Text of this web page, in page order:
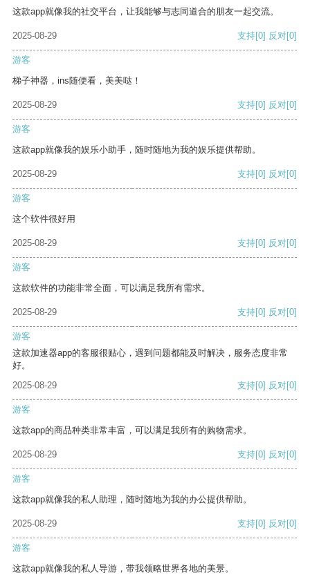
这款app就像我的社交平台，让我能够与志同道合的朋友一起交流。
2025-08-29 支持[0] 反对[0]
游客
梯子神器，ins随便看，美美哒！
2025-08-29 支持[0] 反对[0]
游客
这款app就像我的娱乐小助手，随时随地为我的娱乐提供帮助。
2025-08-29 支持[0] 反对[0]
游客
这个软件很好用
2025-08-29 支持[0] 反对[0]
游客
这款软件的功能非常全面，可以满足我所有需求。
2025-08-29 支持[0] 反对[0]
游客
这款加速器app的客服很贴心，遇到问题都能及时解决，服务态度非常
好。
2025-08-29
支持[0] 反对[0]
游客
这款app的商品种类非常丰富，可以满足我所有的购物需求。
2025-08-29 支持[0] 反对[0]
游客
这款app就像我的私人助理，随时随地为我的办公提供帮助。
2025-08-29 支持[0] 反对[0]
游客
这款app就像我的私人导游，带我领略世界各地的美景。